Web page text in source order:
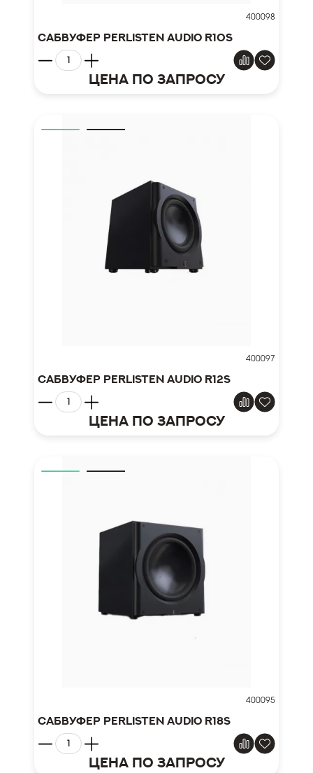
400098
Сабвуфер Perlisten Audio R10s
Цена по запросу
400097
Сабвуфер Perlisten Audio R12s
Цена по запросу
400095
Сабвуфер Perlisten Audio R18s
Цена по запросу